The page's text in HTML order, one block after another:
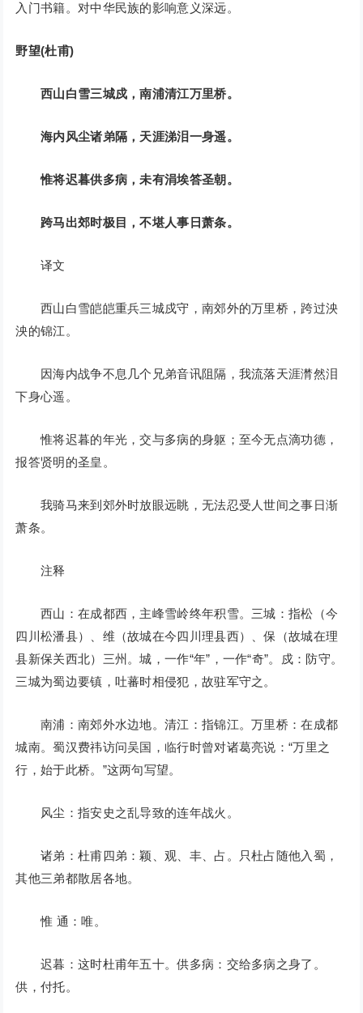
入门书籍。对中华民族的影响意义深远。
野望(杜甫)
西山白雪三城戍，南浦清江万里桥。
海内风尘诸弟隔，天涯涕泪一身遥。
惟将迟暮供多病，未有涓埃答圣朝。
跨马出郊时极目，不堪人事日萧条。
译文
西山白雪皑皑重兵三城戍守，南郊外的万里桥，跨过泱
泱的锦江。
因海内战争不息几个兄弟音讯阻隔，我流落天涯潸然泪
下身心遥。
惟将迟暮的年光，交与多病的身躯；至今无点滴功德，
报答贤明的圣皇。
我骑马来到郊外时放眼远眺，无法忍受人世间之事日渐
萧条。
注释
西山：在成都西，主峰雪岭终年积雪。三城：指松（今
四川松潘县）、维（故城在今四川理县西）、保（故城在理
县新保关西北）三州。城，一作“年”，一作“奇”。戍：防守。
三城为蜀边要镇，吐蕃时相侵犯，故驻军守之。
南浦：南郊外水边地。清江：指锦江。万里桥：在成都
城南。蜀汉费祎访问吴国，临行时曾对诸葛亮说：“万里之
行，始于此桥。”这两句写望。
风尘：指安史之乱导致的连年战火。
诸弟：杜甫四弟：颖、观、丰、占。只杜占随他入蜀，
其他三弟都散居各地。
惟 通：唯。
迟暮：这时杜甫年五十。供多病：交给多病之身了。
供，付托。